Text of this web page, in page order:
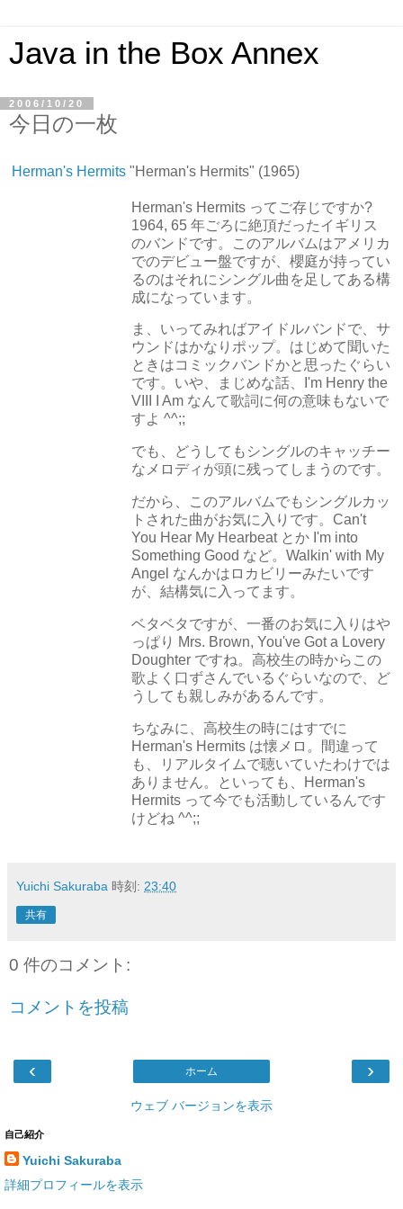
Java in the Box Annex
2006/10/20
今日の一枚
Herman's Hermits "Herman's Hermits" (1965)
Herman's Hermits ってご存じですか?
1964, 65 年ごろに絶頂だったイギリス
のバンドです。このアルバムはアメリカ
でのデビュー盤ですが、櫻庭が持ってい
るのはそれにシングル曲を足してある構
成になっています。
ま、いってみればアイドルバンドで、サ
ウンドはかなりポップ。はじめて聞いた
ときはコミックバンドかと思ったぐらい
です。いや、まじめな話、I'm Henry the
VIII I Am なんて歌詞に何の意味もないで
すよ ^^;;
でも、どうしてもシングルのキャッチー
なメロディが頭に残ってしまうのです。
だから、このアルバムでもシングルカッ
トされた曲がお気に入りです。Can't
You Hear My Hearbeat とか I'm into
Something Good など。Walkin' with My
Angel なんかはロカビリーみたいです
が、結構気に入ってます。
ベタベタですが、一番のお気に入りはや
っぱり Mrs. Brown, You've Got a Lovery
Doughter ですね。高校生の時からこの
歌よく口ずさんでいるぐらいなので、ど
うしても親しみがあるんです。
ちなみに、高校生の時にはすでに
Herman's Hermits は懐メロ。間違って
も、リアルタイムで聴いていたわけでは
ありません。といっても、Herman's
Hermits って今でも活動しているんです
けどね ^^;;
Yuichi Sakuraba 時刻: 23:40
共有
0 件のコメント:
コメントを投稿
‹ ›
ホーム
ウェブ バージョンを表示
自己紹介
Yuichi Sakuraba
詳細プロフィールを表示